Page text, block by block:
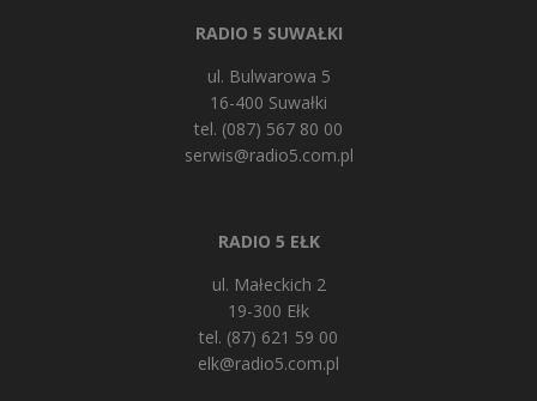
RADIO 5 SUWAŁKI
ul. Bulwarowa 5
16-400 Suwałki
tel. (087) 567 80 00
serwis@radio5.com.pl
RADIO 5 EŁK
ul. Małeckich 2
19-300 Ełk
tel. (87) 621 59 00
elk@radio5.com.pl